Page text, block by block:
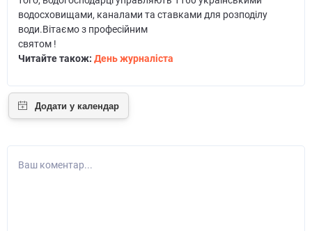
водосховищами, каналами та ставками для розподілу
води.Вітаємо з професійним
святом !
Читайте також: День журналіста
Ваш коментар...